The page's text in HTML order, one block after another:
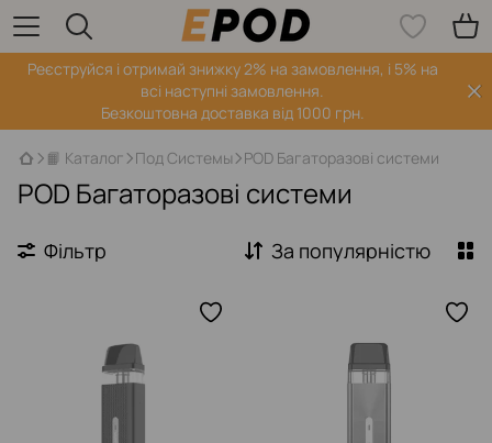
Реєструйся і отримай знижку 2% на замовлення, і 5% на
всі наступні замовлення.
Безкоштовна доставка від 1000 грн.
📙 Каталог Под Системы POD Багаторазові системи
POD Багаторазові системи
Фільтр За популярністю